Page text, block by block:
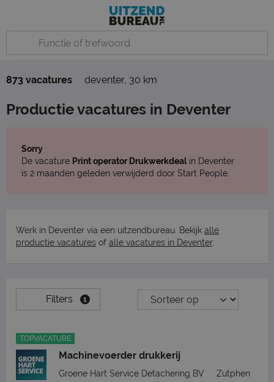
873 vacatures deventer, 30 km
Productie vacatures in Deventer
Sorry
De vacature Print operator Drukwerkdealin Deventer
is 2 maanden geleden verwijderd door Start People.
Werk in Deventer via een uitzendbureau. Bekijk alle
productie vacatures of alle vacatures in Deventer.
Filters 1
TOPVACATURE
Machinevoerder drukkerij
Groene Hart Service Detachering BV
Zutphen